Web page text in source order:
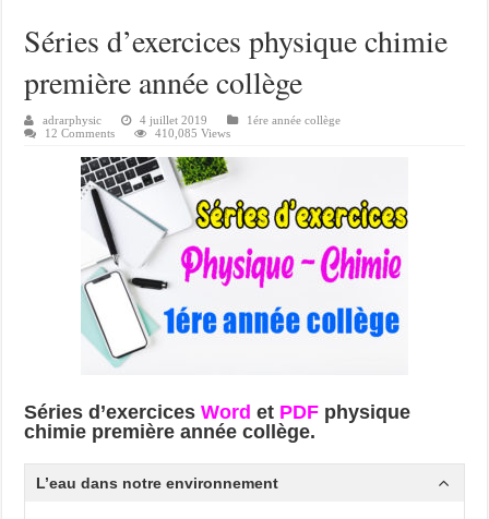
Séries d’exercices physique chimie
première année collège
adrarphysic 4 juillet 2019
1ére année collège
12 Comments
410,085 Views
Séries d’exercicesWord et PDF physique
chimie première année collège.
L’eau dans notre environnement